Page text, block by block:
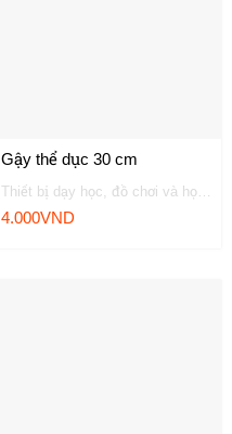
Gậy thể dục 30 cm
4.000VND